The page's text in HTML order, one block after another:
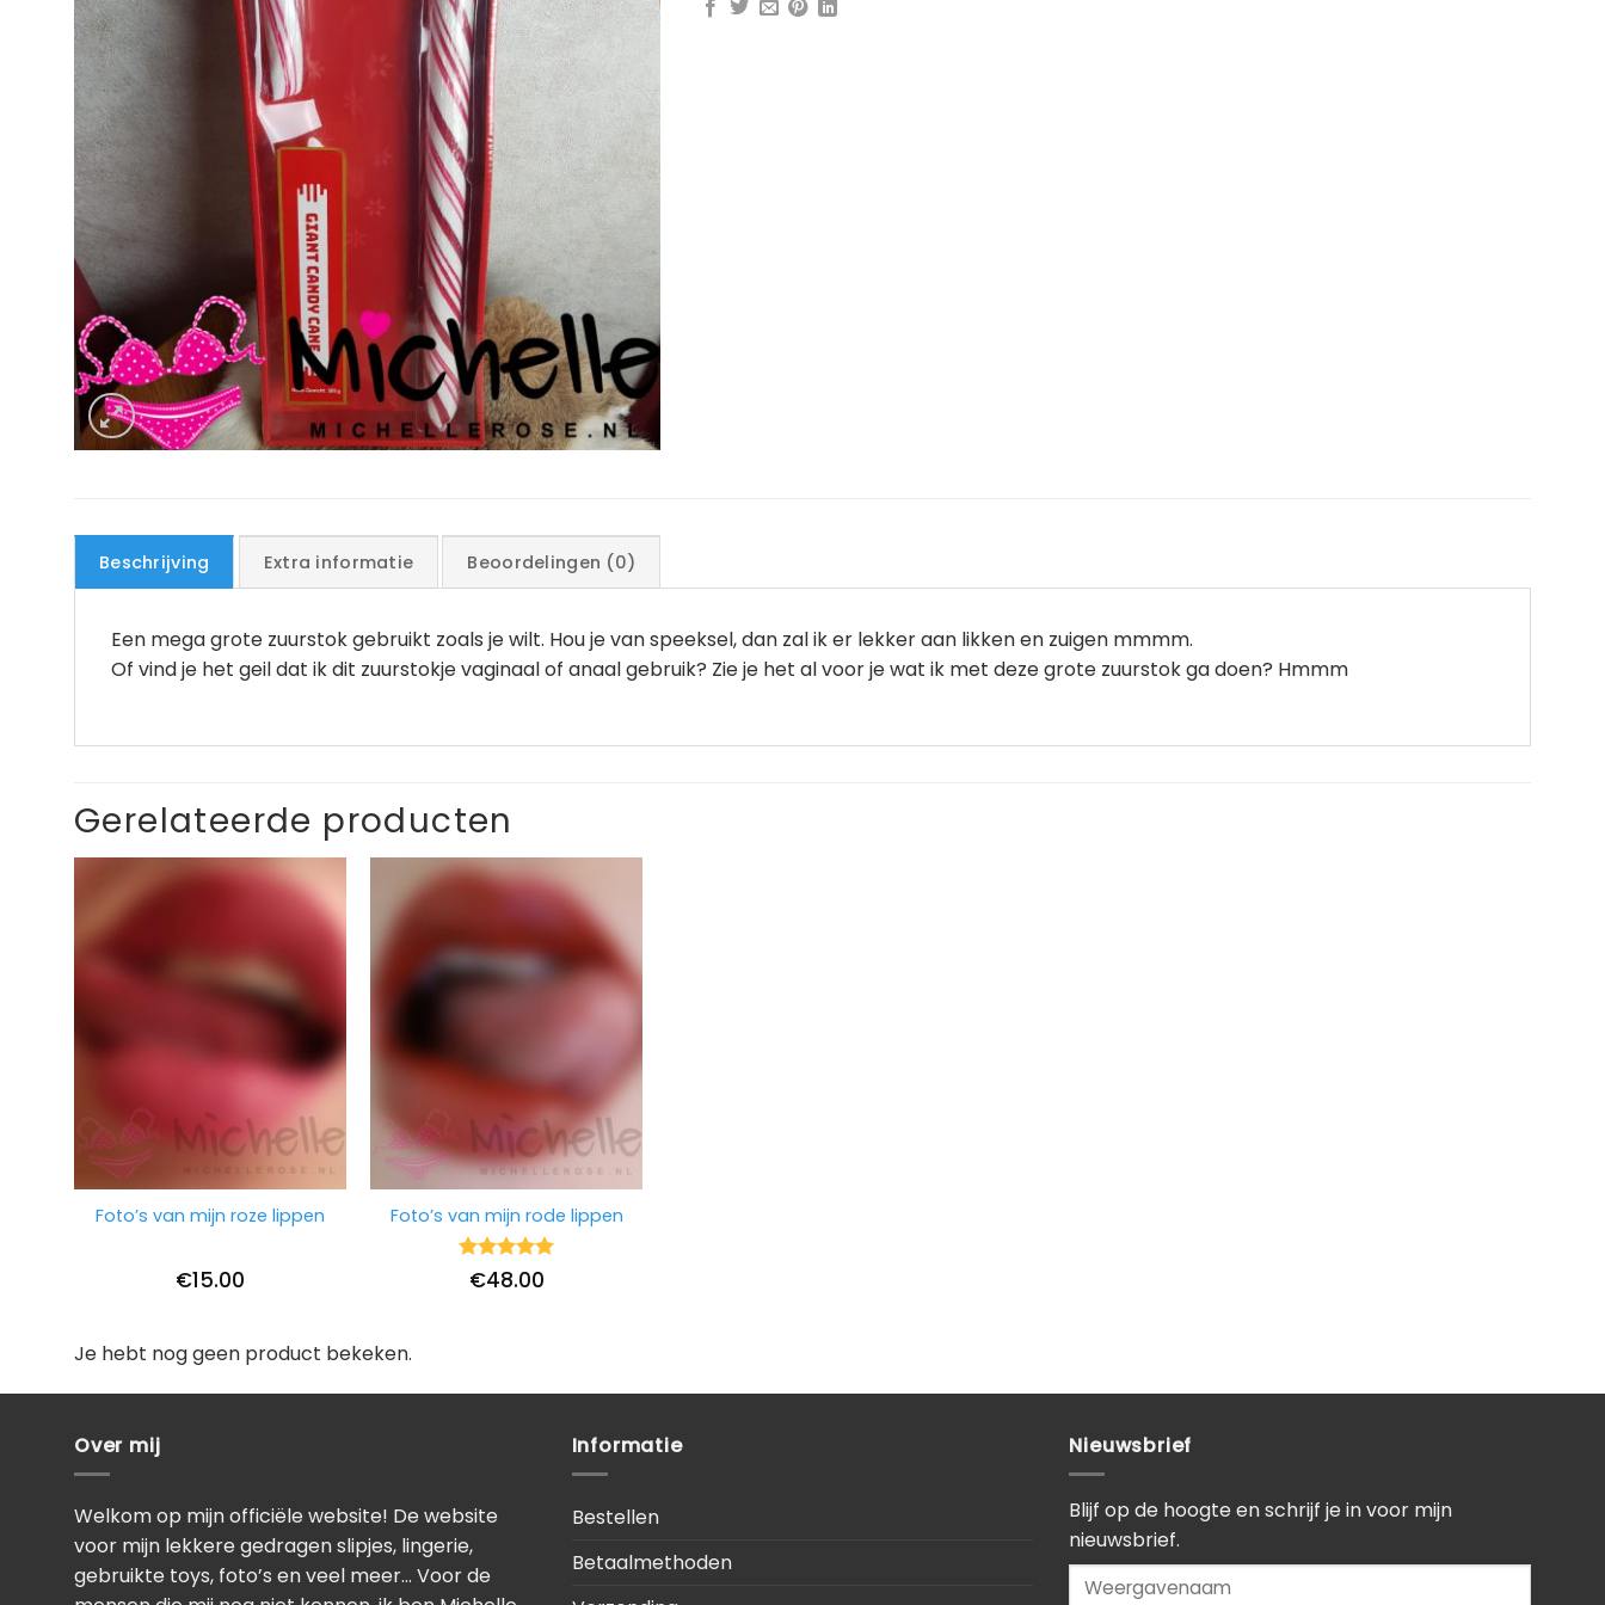
Beschrijving Extra informatie Beoordelingen (0)
Een mega grote zuurstok gebruikt zoals je wilt. Hou je van speeksel, dan zal ik er lekker aan likken en zuigen mmmm.
Of vind je het geil dat ik dit zuurstokje vaginaal of anaal gebruik? Zie je het al voor je wat ik met deze grote zuurstok ga doen? Hmmm
Gerelateerde producten
Foto’s van mijn roze lippen
€15.00
Foto’s van mijn rode lippen
Waardering
uit 5
€48.00
Je hebt nog geen product bekeken.
Over mij
Welkom op mijn officiële website! De website
voor mijn lekkere gedragen slipjes, lingerie,
gebruikte toys, foto’s en veel meer… Voor de
Informatie
Bestellen
Betaalmethoden
Nieuwsbrief
Blijf op de hoogte en schrijf je in voor mijn
nieuwsbrief.